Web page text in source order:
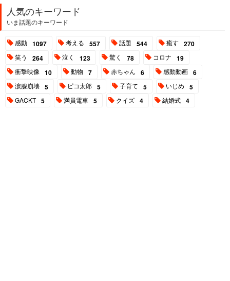
人気のキーワード
いま話題のキーワード
感動 1097 考える 557 話題 544 癒す 270
笑う 264 泣く 123 驚く 78 コロナ 19
衝撃映像 10 動物 7 赤ちゃん 6 感動動画 6
涙腺崩壊 5 ピコ太郎 5 子育て 5 いじめ 5
GACKT 5 満員電車 5 クイズ 4 結婚式 4